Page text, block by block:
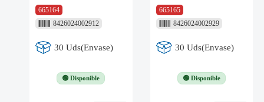
665164
8426024002912
30 Uds(Envase)
🟢 Disponible
665165
8426024002929
30 Uds(Envase)
🟢 Disponible